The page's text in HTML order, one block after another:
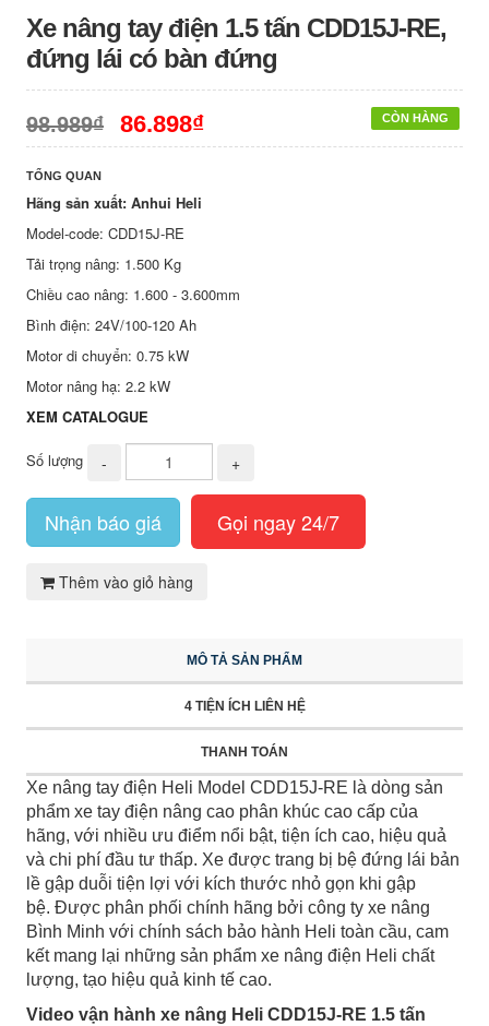
Xe nâng tay điện 1.5 tấn CDD15J-RE,
đứng lái có bàn đứng
CÒN HÀNG
98.989₫ 86.898₫
TỔNG QUAN
Hãng sản xuất: Anhui Heli
Model-code: CDD15J-RE
Tải trọng nâng: 1.500 Kg
Chiều cao nâng: 1.600 - 3.600mm
Bình điện: 24V/100-120 Ah
Motor di chuyển: 0.75 kW
Motor nâng hạ: 2.2 kW
XEM CATALOGUE
Số lượng - +
Nhận báo giá Gọi ngay 24/7
Thêm vào giỏ hàng
MÔ TẢ SẢN PHẨM
4 TIỆN ÍCH LIÊN HỆ
THANH TOÁN
Xe nâng tay điện Heli Model CDD15J-RE là dòng sản
phẩm xe tay điện nâng cao phân khúc cao cấp của
hãng, với nhiều ưu điểm nổi bật, tiện ích cao, hiệu quả
và chi phí đầu tư thấp. Xe được trang bị bệ đứng lái bản
lề gập duỗi tiện lợi với kích thước nhỏ gọn khi gập
bệ. Được phân phối chính hãng bởi công ty xe nâng
Bình Minh với chính sách bảo hành Heli toàn cầu, cam
kết mang lại những sản phẩm xe nâng điện Heli chất
lượng, tạo hiệu quả kinh tế cao.
Video vận hành xe nâng Heli CDD15J-RE 1.5 tấn